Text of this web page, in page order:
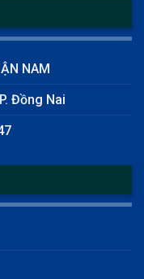
NAM
Đồng Nai